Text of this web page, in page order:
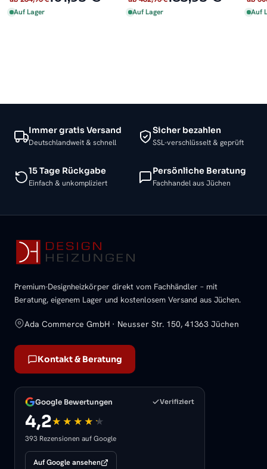
Auf Lager Auf Lager Auf
Immer gratis Versand
Deutschlandweit & schnell
Sicher bezahlen
SSL-verschlüsselt & geprüft
15 Tage Rückgabe
Einfach & unkompliziert
Persönliche Beratung
Fachhandel aus Jüchen
Premium-Designheizkörper direkt vom Fachhändler – mit
Beratung, eigenem Lager und kostenlosem Versand aus Jüchen.
Ada Commerce GmbH · Neusser Str. 150, 41363 Jüchen
Kontakt & Beratung
Google Bewertungen Verifiziert
4,2
393 Rezensionen auf Google
Auf Google ansehen